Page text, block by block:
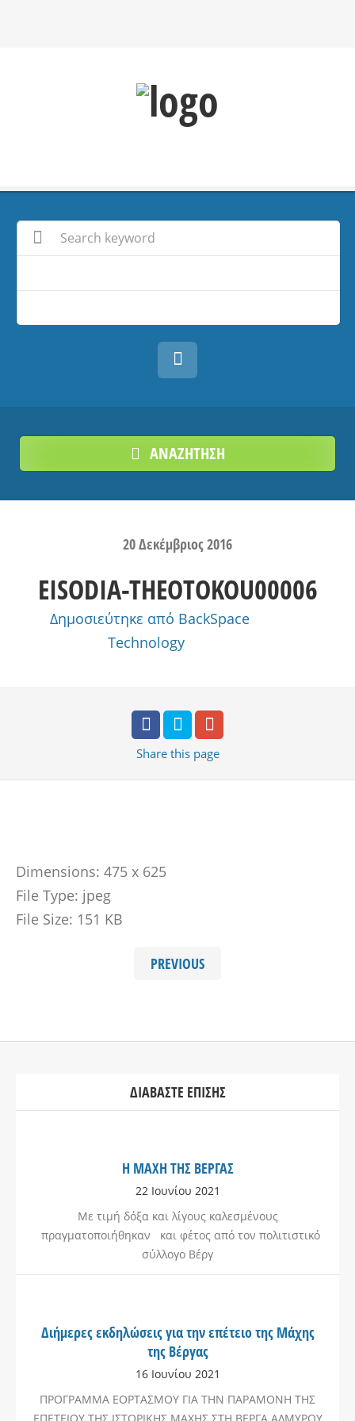
ΑΝΑΖΗΤΗΣΗ
20Δεκέμβριος2016
EISODIA-THEOTOKOU00006
Δημοσιεύτηκε από BackSpace
Technology
Share this page
Dimensions: 475 x 625
File Type: jpeg
File Size: 151 KB
PREVIOUS
ΔΙΑΒΆΣΤΕ ΕΠΊΣΗΣ
Η ΜΑΧΗ ΤΗΣ ΒΕΡΓΑΣ
22 Ιουνίου 2021
Με τιμή δόξα και λίγους καλεσμένους
πραγματοποιήθηκαν και φέτος από τον πολιτιστικό
σύλλογο Βέργ
Διήμερες εκδηλώσεις για την επέτειο της Μάχης
της Βέργας
16 Ιουνίου 2021
ΠΡΟΓΡΑΜΜΑ ΕΟΡΤΑΣΜΟΥ ΓΙΑ ΤΗΝ ΠΑΡΑΜΟΝΗ ΤΗΣ